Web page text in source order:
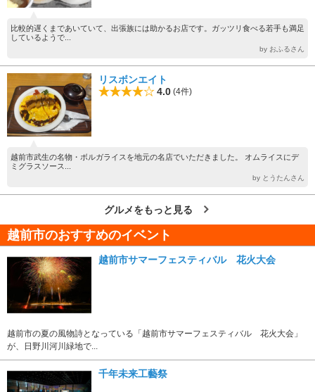
比較的遅くまであいていて、出張族には助かるお店です。ガッツリ食べる若手も満足
しているようで...
by おふるさん
リスボンエイト
4.0 (4件)
越前市武生の名物・ボルガライスを地元の名店でいただきました。 オムライスにデ
ミグラスソース...
by とうたんさん
グルメをもっと見る
越前市のおすすめのイベント
越前市サマーフェスティバル 花火大会
越前市の夏の風物詩となっている「越前市サマーフェスティバル 花火大会」
が、日野川河川緑地で...
千年未来工藝祭